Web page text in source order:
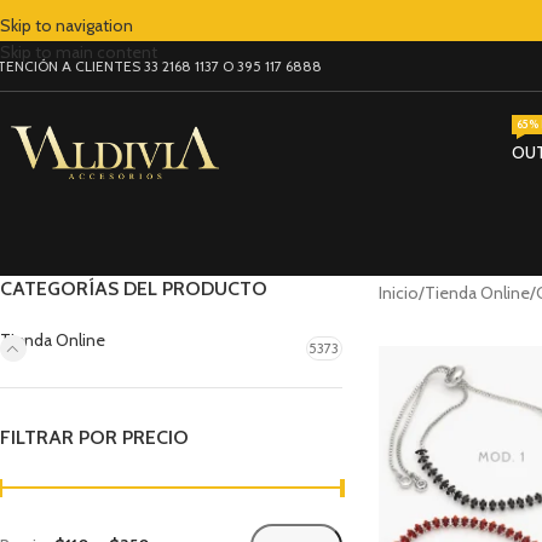
Skip to navigation
Skip to main content
A CLIENTES 33 2168 1137 O 395 117 6888
65%
CATEGORÍAS DEL PRODUCTO
Tienda Online 5373
FILTRAR POR PRECIO
Inicio Tienda Online